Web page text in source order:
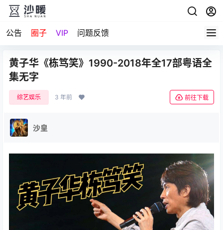
公告 圈子 VIP 问题反馈
黄子华《栋笃笑》1990-2018年全17部粤语全
集无字
综艺娱乐 3 年前 前往下载
沙皇